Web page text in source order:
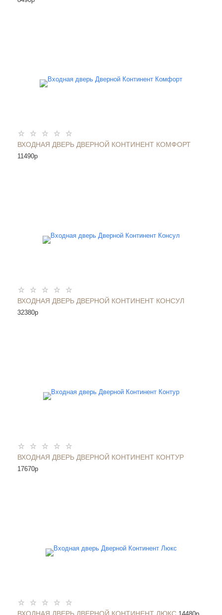
ВХОДНАЯ ДВЕРЬ ДВЕРНОЙ КОНТИНЕНТ КОМФОРТ
11490p
ВХОДНАЯ ДВЕРЬ ДВЕРНОЙ КОНТИНЕНТ КОНСУЛ
32380p
ВХОДНАЯ ДВЕРЬ ДВЕРНОЙ КОНТИНЕНТ КОНТУР
17670p